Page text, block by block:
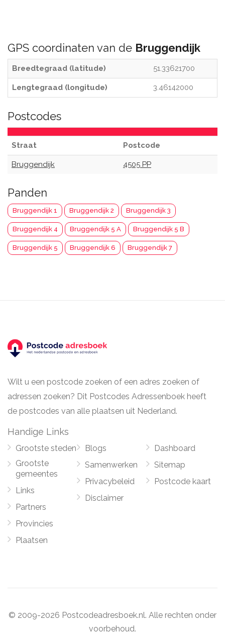
GPS coordinaten van de Bruggendijk
Breedtegraad (latitude) 51.33621700
Lengtegraad (longitude) 3.46142000
Postcodes
Straat Postcode
Bruggendijk 4505 PP
Panden
Bruggendijk 1 Bruggendijk 2 Bruggendijk 3
Bruggendijk 4 Bruggendijk 5 A Bruggendijk 5 B
Bruggendijk 5 Bruggendijk 6 Bruggendijk 7
Wilt u een postcode zoeken of een adres zoeken of
adressen zoeken? Dit Postcodes Adressenboek heeft
de postcodes van alle plaatsen uit Nederland.
Handige Links
Grootste steden
Grootste
gemeentes
Links
Partners
Provincies
Plaatsen
Blogs
Samenwerken
Privacybeleid
Disclaimer
Dashboard
Sitemap
Postcode kaart
© 2009-2026 Postcodeadresboek.nl. Alle rechten onder
voorbehoud.